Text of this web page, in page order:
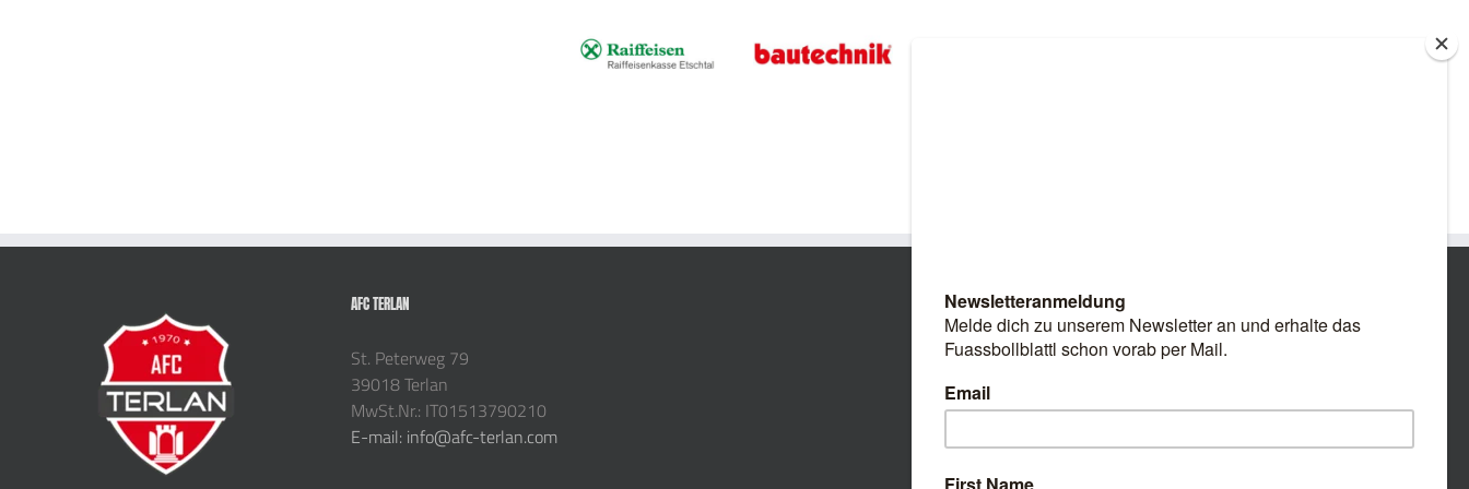
AFC TERLAN
St. Peterweg 79
39018 Terlan
MwSt.Nr.: IT01513790210
E-mail: info@afc-terlan.com